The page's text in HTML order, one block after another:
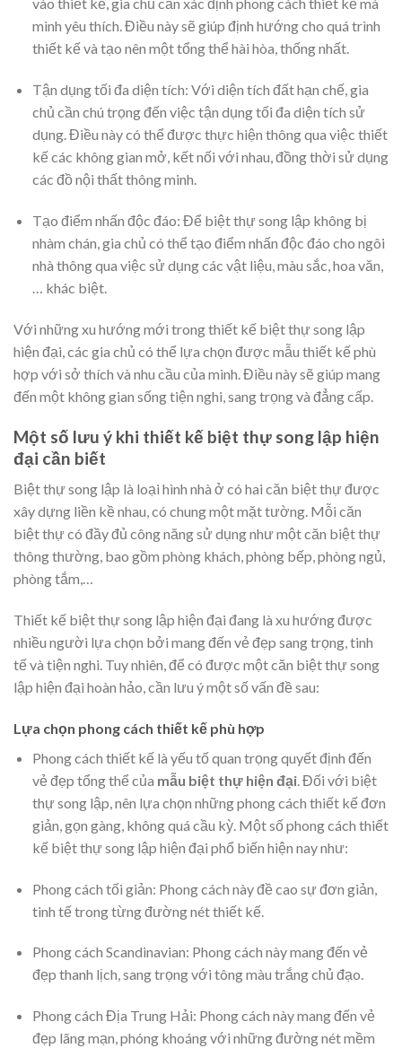
vào thiết kế, gia chủ cần xác định phong cách thiết kế mà
mình yêu thích. Điều này sẽ giúp định hướng cho quá trình
thiết kế và tạo nên một tổng thể hài hòa, thống nhất.
Tận dụng tối đa diện tích: Với diện tích đất hạn chế, gia
chủ cần chú trọng đến việc tận dụng tối đa diện tích sử
dụng. Điều này có thể được thực hiện thông qua việc thiết
kế các không gian mở, kết nối với nhau, đồng thời sử dụng
các đồ nội thất thông minh.
Tạo điểm nhấn độc đáo: Để biệt thự song lập không bị
nhàm chán, gia chủ có thể tạo điểm nhấn độc đáo cho ngôi
nhà thông qua việc sử dụng các vật liệu, màu sắc, hoa văn,
… khác biệt.
Với những xu hướng mới trong thiết kế biệt thự song lập
hiện đại, các gia chủ có thể lựa chọn được mẫu thiết kế phù
hợp với sở thích và nhu cầu của mình. Điều này sẽ giúp mang
đến một không gian sống tiện nghi, sang trọng và đẳng cấp.
Một số lưu ý khi thiết kế biệt thự song lập hiện
đại cần biết
Biệt thự song lập là loại hình nhà ở có hai căn biệt thự được
xây dựng liền kề nhau, có chung một mặt tường. Mỗi căn
biệt thự có đầy đủ công năng sử dụng như một căn biệt thự
thông thường, bao gồm phòng khách, phòng bếp, phòng ngủ,
phòng tắm,…
Thiết kế biệt thự song lập hiện đại đang là xu hướng được
nhiều người lựa chọn bởi mang đến vẻ đẹp sang trọng, tinh
tế và tiện nghi. Tuy nhiên, để có được một căn biệt thự song
lập hiện đại hoàn hảo, cần lưu ý một số vấn đề sau:
Lựa chọn phong cách thiết kế phù hợp
Phong cách thiết kế là yếu tố quan trọng quyết định đến
vẻ đẹp tổng thể của mẫu biệt thự hiện đại. Đối với biệt
thự song lập, nên lựa chọn những phong cách thiết kế đơn
giản, gọn gàng, không quá cầu kỳ. Một số phong cách thiết
kế biệt thự song lập hiện đại phổ biến hiện nay như:
Phong cách tối giản: Phong cách này đề cao sự đơn giản,
tinh tế trong từng đường nét thiết kế.
Phong cách Scandinavian: Phong cách này mang đến vẻ
đẹp thanh lịch, sang trọng với tông màu trắng chủ đạo.
Phong cách Địa Trung Hải: Phong cách này mang đến vẻ
đẹp lãng mạn, phóng khoáng với những đường nét mềm